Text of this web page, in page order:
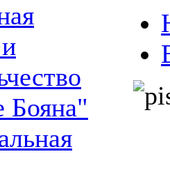
Бояна"